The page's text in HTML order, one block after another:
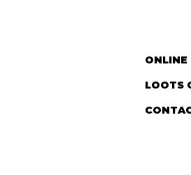
ONLINE
LOOTS